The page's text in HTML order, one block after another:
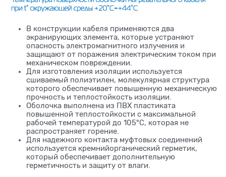
В конструкции кабеля применяются два
экранирующих элемента, которые устраняют
опасность электромагнитного излучения и
защищают от поражения электрическим током при
механическом повреждении.
Для изготовления изоляции используется
сшиваемый полиэтилен, молекулярная структура
которого обеспечивает повышенную механическую
прочность и теплостойкость изоляции.
Оболочка выполнена из ПВХ пластиката
повышенной теплостойкости с максимальной
рабочей температурой до 105°С, которая не
распространяет горение.
Для надежного контакта муфтовых соединений
используется кремнийорганический герметик,
который обеспечивает дополнительную
герметичность и защиту от влаги.